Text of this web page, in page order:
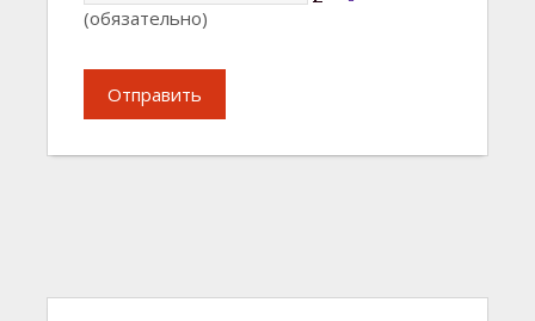
(обязательно)
Отправить